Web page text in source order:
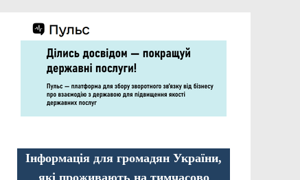
Інформація для громадян України,
які проживають на тимчасово